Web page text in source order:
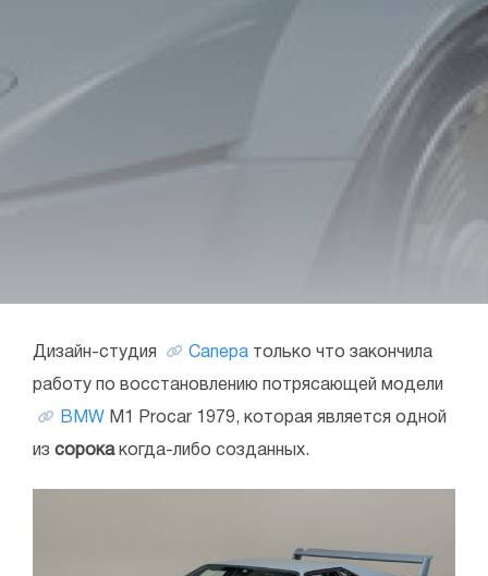
Дизайн-студия Canepa только что закончила
работу по восстановлению потрясающей модели
BMW M1 Procar 1979, которая является одной
из сорокакогда-либо созданных.